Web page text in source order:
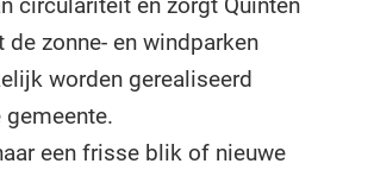
de zonne- en windparken
worden gerealiseerd
gemeente.
een frisse blik of nieuwe